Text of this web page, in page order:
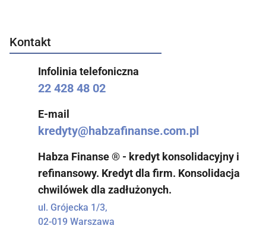
Kontakt
Infolinia telefoniczna
22 428 48 02
E-mail
kredyty@habzafinanse.com.pl
Habza Finanse ® - kredyt konsolidacyjny i
refinansowy. Kredyt dla firm. Konsolidacja
chwilówek dla zadłużonych.
ul. Grójecka 1/3,
02-019 Warszawa